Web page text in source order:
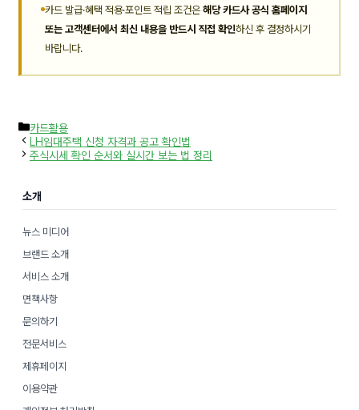
카드 발급·혜택 적용·포인트 적립 조건은 해당 카드사 공식 홈페이지
또는 고객센터에서 최신 내용을 반드시 직접 확인하신 후 결정하시기
바랍니다.
카
테
고
리
카드활용
LH임대주택 신청 자격과 공고 확인법
주식시세 확인 순서와 실시간 보는 법 정리
소개
뉴스 미디어
브랜드 소개
서비스 소개
면책사항
문의하기
전문서비스
제휴페이지
이용약관